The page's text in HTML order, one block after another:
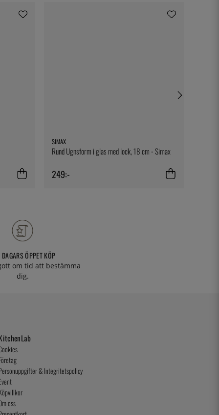
SIMAX
Rund Ugnsform i glas med lock, 18 cm - Simax
249:-
ÖPPET KÖP
om tid att bestämma
dig.
& Integritetspolicy
oss